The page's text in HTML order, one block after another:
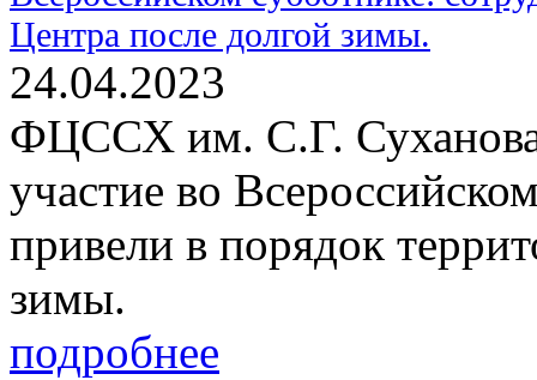
24.04.2023
ФЦССХ им. С.Г. Суханова
участие во
привели в порядок
зимы.
подробнее